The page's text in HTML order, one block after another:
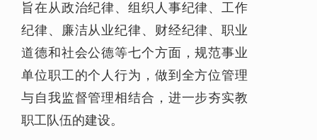
旨在从政治纪律、组织人事纪律、工作
纪律、廉洁从业纪律、财经纪律、职业
道德和社会公德等七个方面，规范事业
单位职工的个人行为，做到全方位管理
与自我监督管理相结合，进一步夯实教
职工队伍的建设。